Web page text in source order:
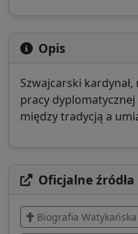
Opis
Szwajcarski
pracy
między tradycją a
Oficjalne źródła
Biografia Watykańska